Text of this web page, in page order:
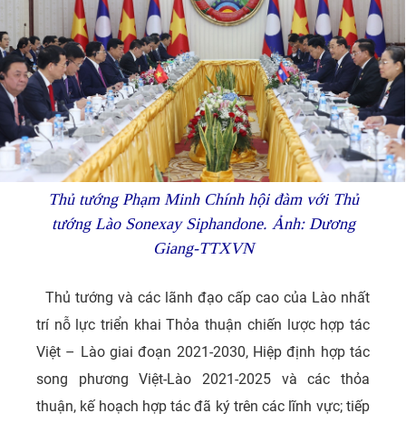
Thủ tướng Phạm Minh Chính hội đàm với Thủ
tướng Lào Sonexay Siphandone. Ảnh: Dương
Giang-TTXVN
Thủ tướng và các lãnh đạo cấp cao của Lào nhất
trí nỗ lực triển khai Thỏa thuận chiến lược hợp tác
Việt – Lào giai đoạn 2021-2030, Hiệp định hợp tác
song phương Việt-Lào 2021-2025 và các thỏa
thuận, kế hoạch hợp tác đã ký trên các lĩnh vực; tiếp